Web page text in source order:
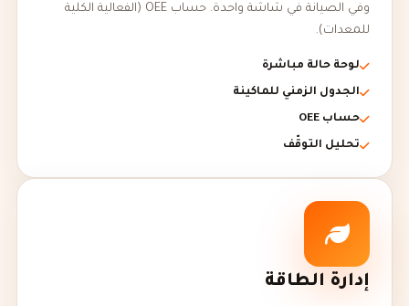
وفي الصيانة في شاشة واحدة. حساب OEE (الفعالية الكلية
للمعدات).
لوحة حالة مباشرة
الجدول الزمني للماكينة
حساب OEE
تحليل التوقّف
إدارة الطاقة